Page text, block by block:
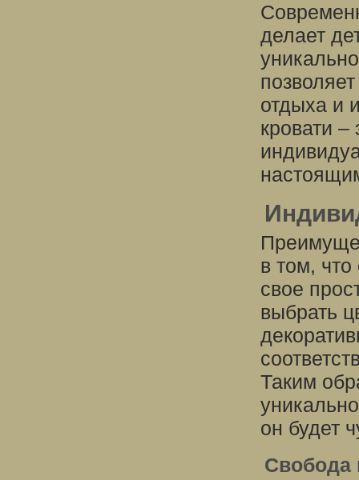
делает
отдыха и
кровати –
в том, что
свое
выбрать
Таким
он будет
Свобода